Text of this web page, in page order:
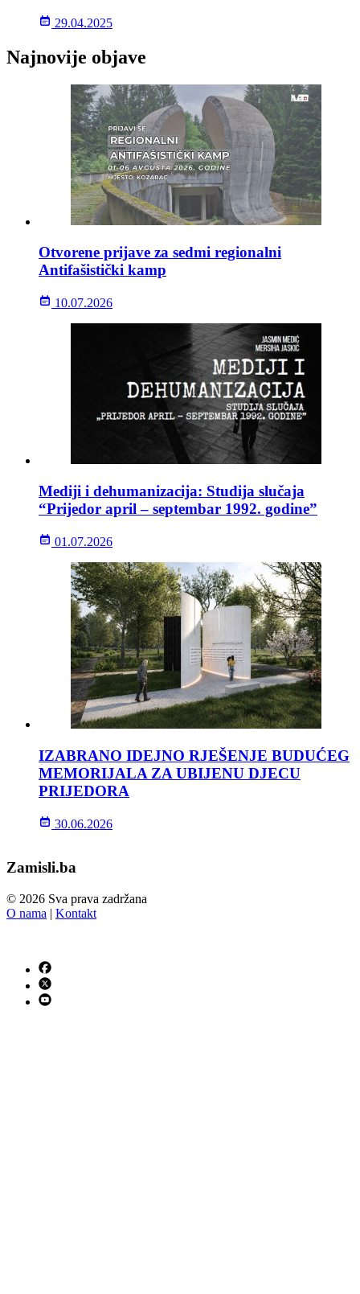
29.04.2025
Najnovije objave
Otvorene prijave za sedmi regionalni
Antifašistički kamp
10.07.2026
Mediji i dehumanizacija: Studija slučaja
“Prijedor april – septembar 1992. godine”
01.07.2026
IZABRANO IDEJNO RJEŠENJE BUDUĆEG
MEMORIJALA ZA UBIJENU DJECU
PRIJEDORA
30.06.2026
Zamisli.ba
© 2026 Sva prava zadržana
O nama | Kontakt